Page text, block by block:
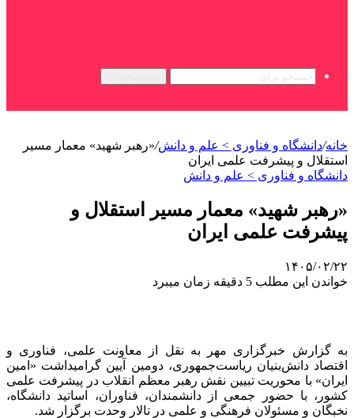
خانه/دانشگاه و فناوری > علم و دانش/«رهبر شهید» معمار مسیر
استقلال و پیشرفت علمی ایران
دانشگاه و فناوری > علم و دانش
«رهبر شهید» معمار مسیر استقلال و
پیشرفت علمی ایران
۱۴۰۵/۰۲/۲۲
خواندن این مطلب 5 دقیقه زمان میبرد
به گزارش خبرگزاری مهر به نقل از معاونت علمی، فناوری و
اقتصاد دانش‌بنیان‌ ریاست‌جمهوری، دومین آیین گرامیداشت «امین
ایران» با محوریت تبیین نقش رهبر معظم انقلاب در پیشرفت علمی
کشور، با حضور جمعی از دانشمندان، فناوران، اساتید دانشگاه،
نخبگان و مسئولان فرهنگی و علمی در تالار وحدت برگزار شد.